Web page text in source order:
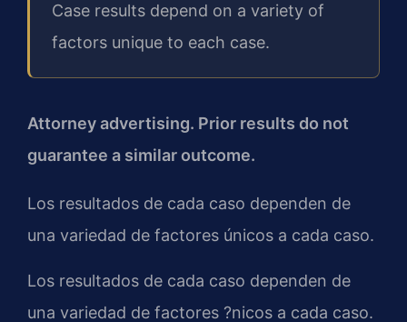
Case results depend on a variety of
factors unique to each case.
Attorney advertising. Prior results do not
guarantee a similar outcome.
Los resultados de cada caso dependen de
una variedad de factores únicos a cada caso.
Los resultados de cada caso dependen de
una variedad de factores ?nicos a cada caso.